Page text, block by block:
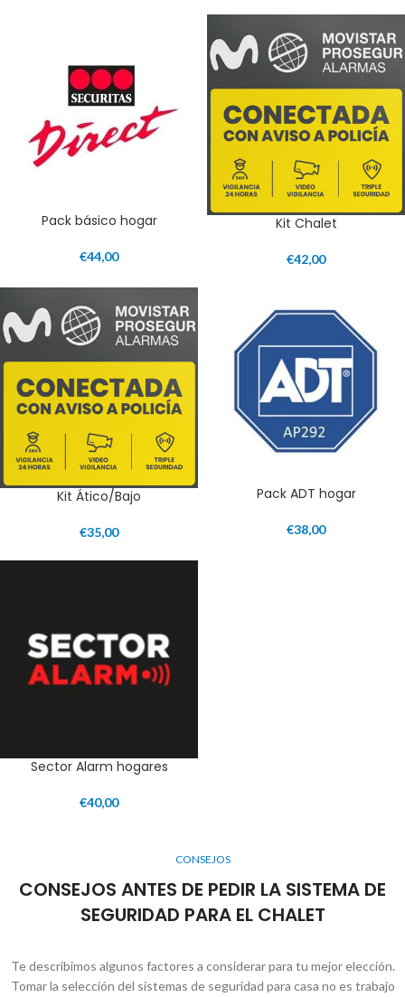
Pack básico hogar
€44,00
Kit Chalet
€42,00
Kit Ático/Bajo
€35,00
Pack ADT hogar
€38,00
Sector Alarm hogares
€40,00
CONSEJOS
CONSEJOS ANTES DE PEDIR LA SISTEMA DE
SEGURIDAD PARA EL CHALET
Te describimos algunos factores a considerar para tu mejor elección.
Tomar la selección del sistemas de seguridad para casa no es trabajo